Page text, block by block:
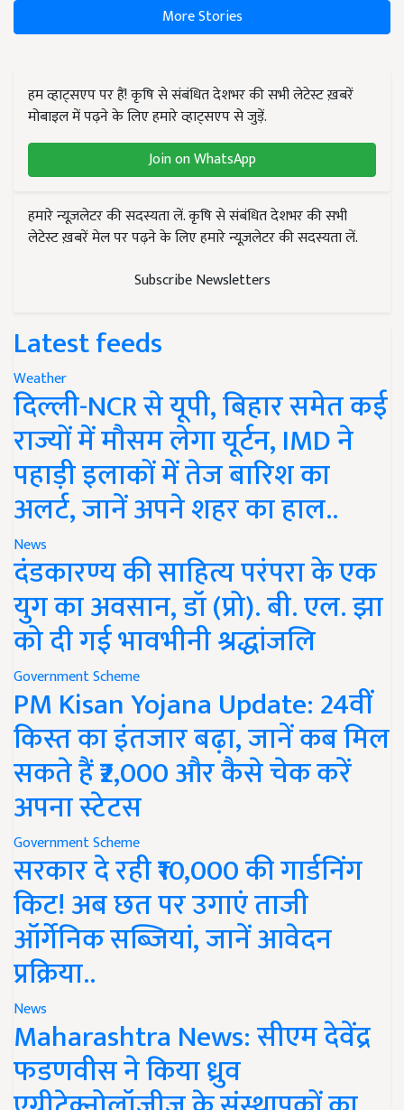
More Stories
हम व्हाट्सएप पर हैं! कृषि से संबंधित देशभर की सभी लेटेस्ट ख़बरें
मोबाइल में पढ़ने के लिए हमारे व्हाट्सएप से जुड़ें.
Join on WhatsApp
हमारे न्यूज़लेटर की सदस्यता लें. कृषि से संबंधित देशभर की सभी
लेटेस्ट ख़बरें मेल पर पढ़ने के लिए हमारे न्यूज़लेटर की सदस्यता लें.
Subscribe Newsletters
Latest feeds
Weather
दिल्ली-NCR से यूपी, बिहार समेत कई
राज्यों में मौसम लेगा यूर्टन, IMD ने
पहाड़ी इलाकों में तेज बारिश का
अलर्ट, जानें अपने शहर का हाल..
News
दंडकारण्य की साहित्य परंपरा के एक
युग का अवसान, डॉ (प्रो). बी. एल. झा
को दी गई भावभीनी श्रद्धांजलि
Government Scheme
PM Kisan Yojana Update: 24वीं
किस्त का इंतजार बढ़ा, जानें कब मिल
सकते हैं ₹2,000 और कैसे चेक करें
अपना स्टेटस
Government Scheme
सरकार दे रही ₹10,000 की गार्डनिंग
किट! अब छत पर उगाएं ताजी
ऑर्गेनिक सब्जियां, जानें आवेदन
प्रक्रिया..
News
Maharashtra News: सीएम देवेंद्र
फडणवीस ने किया ध्रुव